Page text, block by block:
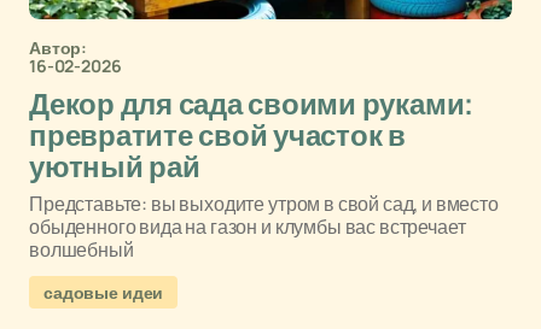
Автор:
16-02-2026
Декор для сада своими руками:
превратите свой участок в
уютный рай
Представьте: вы выходите утром в свой сад, и вместо
обыденного вида на газон и клумбы вас встречает
волшебный
садовые идеи